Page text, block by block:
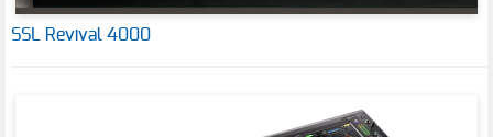
SSL Revival 4000